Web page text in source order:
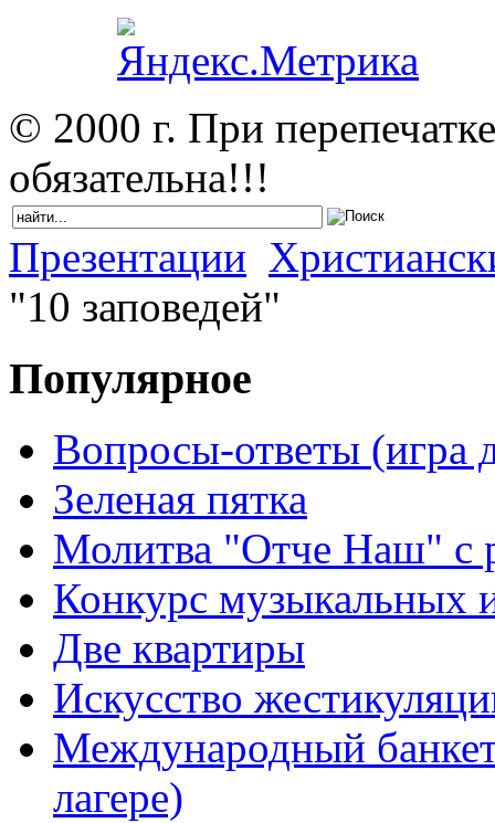
© 2000 г. При
обязательна!!!
Презентации
"10 заповедей"
Популярное
Вопросы-ответы (игра
Зеленая пятка
Молитва "Отче Наш" с
Конкурс музыкальных
Две квартиры
Искусство
Международный
лагере)